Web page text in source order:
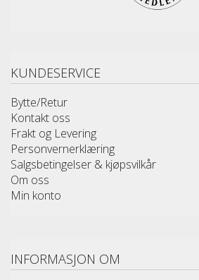
KUNDESERVICE
Bytte/Retur
Kontakt oss
Frakt og Levering
Personvernerklæring
Salgsbetingelser & kjøpsvilkår
Om oss
Min konto
INFORMASJON OM